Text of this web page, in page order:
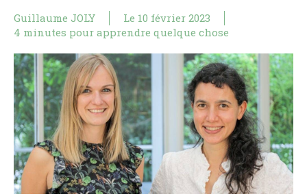
Guillaume JOLY Le 10 février 2023
4 minutes pour apprendre quelque chose